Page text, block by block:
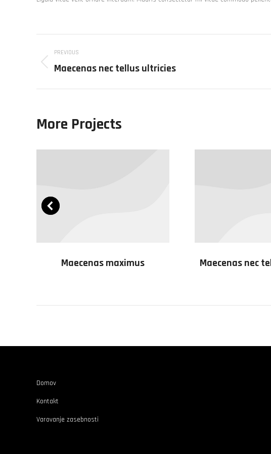
Project
navigation
PREVIOUS
Previous
Maecenas nec tellus ultricies
More Projects
Maecenas maximus Maecenas nec
Domov
Kontakt
Varovanje zasebnosti